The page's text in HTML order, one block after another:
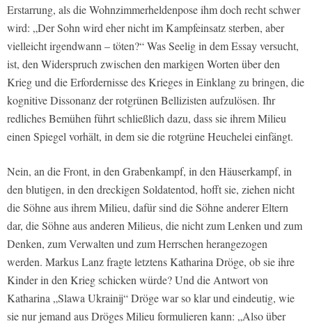
Erstarrung, als die Wohnzimmerheldenpose ihm doch recht schwer
wird: „Der Sohn wird eher nicht im Kampfeinsatz sterben, aber
vielleicht irgendwann – töten?“ Was Seelig in dem Essay versucht,
ist, den Widerspruch zwischen den markigen Worten über den
Krieg und die Erfordernisse des Krieges in Einklang zu bringen, die
kognitive Dissonanz der rotgrünen Bellizisten aufzulösen. Ihr
redliches Bemühen führt schließlich dazu, dass sie ihrem Milieu
einen Spiegel vorhält, in dem sie die rotgrüne Heuchelei einfängt.
Nein, an die Front, in den Grabenkampf, in den Häuserkampf, in
den blutigen, in den dreckigen Soldatentod, hofft sie, ziehen nicht
die Söhne aus ihrem Milieu, dafür sind die Söhne anderer Eltern
dar, die Söhne aus anderen Milieus, die nicht zum Lenken und zum
Denken, zum Verwalten und zum Herrschen herangezogen
werden. Markus Lanz fragte letztens Katharina Dröge, ob sie ihre
Kinder in den Krieg schicken würde? Und die Antwort von
Katharina „Slawa Ukrainij“ Dröge war so klar und eindeutig, wie
sie nur jemand aus Dröges Milieu formulieren kann: „Also über